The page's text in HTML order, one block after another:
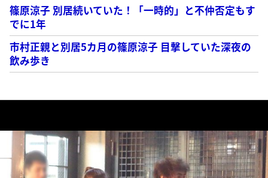
篠原涼子 別居続いていた！「一時的」と不仲否定もす
でに1年
市村正親と別居5カ月の篠原涼子 目撃していた深夜の
飲み歩き